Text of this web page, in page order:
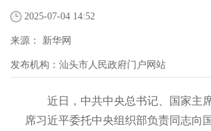
2025-07-04 14:52
来源： 新华网
发布机构： 汕头市人民政府门户网站
近日，中共中央总书记、国家主
席习近平委托中央组织部负责同志向